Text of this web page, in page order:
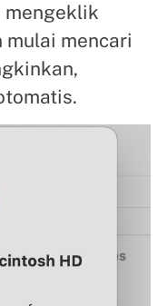
mengeklik
mulai mencari